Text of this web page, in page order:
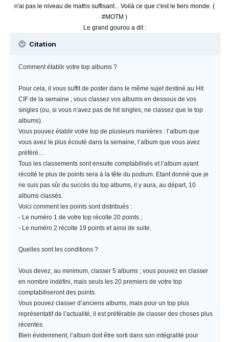
n'ai pas le niveau de maths suffisant... Voilà ce que c'est le tiers monde. (
#MOTM )
Le grand gourou a dit :
Citation
Comment établir votre top albums ?
Pour cela, il vous suffit de poster dans le même sujet destiné au Hit
CIF de la semaine ; vous classez vos albums en dessous de vos
singles (ou, si vous n'avez pas de hit singles, ne classez que le top
albums).
Vous pouvez établir votre top de plusieurs manières : l’album que
vous avez le plus écouté dans la semaine, l’album que vous avez
préféré…
Tous les classements sont ensuite comptabilisés et l’album ayant
récolté le plus de points sera à la tête du podium. Etant donné que je
ne suis pas sûr du succès du top albums, il y aura, au départ, 10
albums classés.
Voici comment les points sont distribués :
- Le numéro 1 de votre top récolte 20 points ;
- Le numéro 2 récolte 19 points et ainsi de suite.
Quelles sont les conditions ?
Vous devez, au minimum, classer 5 albums ; vous pouvez en classer
en nombre indéfini, mais seuls les 20 premiers de votre top
comptabiliseront des points.
Vous pouvez classer d’anciens albums, mais pour un top plus
représentatif de l’actualité, il est préférable de classer des choses plus
récentes.
Bien évidemment, l’album doit être sorti dans son intégralité pour